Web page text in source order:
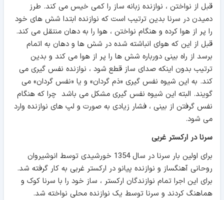
قبل از نواختن ، نوازنده زبانه ساز را کمی خیس می کند. طرز
دمیدن در سرنا بدین ترتیب است که نوازنده ابتدا شش های خود
را پر از هوا کرده و هنگام نواختن ، هوا را به دهان منتقل می کند.
قبل از این که هوای انباشته شده در شش ها و دهان به اتمام
برسد از راه بینی دورباره شش ها را پر از هوا می کند و بدین
ترتیب بدون اینکه صدای ساز قطع شود ، نوازنده نفس گیری می
کند. به این شیوه نفس گیری «دَم گردان» و یا «نفس گردان» می
گویند. البته این شیوه نفس گیری مشکل می باشد چرا که هنگام
نفس گرفتن از بینی ، فشار زیادی به صورت و لپ های نوازنده وارد
می شود.
سرنا در ارکستر غربی
برای اولین بار سرنا در سال 1354 خورشیدی توسط انوشیروان
روحانی آهنگساز و نوازنده پیانو در ارکستر غربی به کار گرفته شد.
برای این اجرا تمام نوازندگان ارکستر ، ساز خود را با سرنا کوک و
هماهنگ کردند و سرنا توسط یک نوازنده محلی نواخته شد.